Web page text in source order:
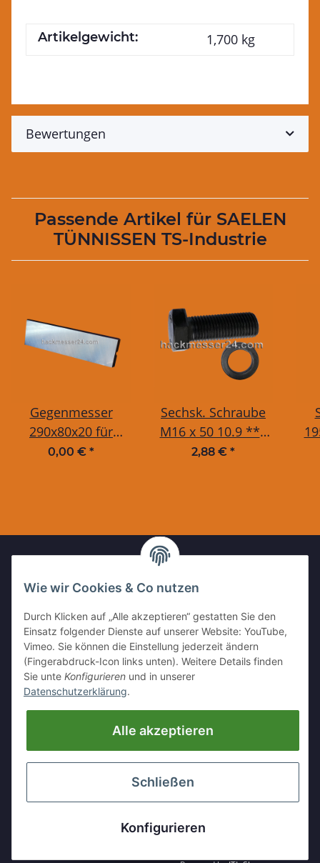
Artikelgewicht: 1,700 kg
Bewertungen
Passende Artikel für SAELEN
TÜNNISSEN TS-Industrie
Gegenmesser
290x80x20 für
Tünnissen / TS-
0,00 € *
Sechsk. Schraube
M16 x 50 10.9 ***
DIN 933 / ISO 4017
2,88 € *
IHR KONTAKT ZU UNS
Kleinewefersstr. 1
47803 Krefeld
Tel:+49 (0)2151 5372253
Mobil:+49 (0)157 30656681
E-Mai:info@hackmesser24.de
INFORMATIONEN
GESETZLICHE INFORMATIONEN
* Alle Preise zzgl. gesetzlicher USt., zzgl.
Wie wir Cookies & Co nutzen
Durch Klicken auf „Alle akzeptieren“ gestatten Sie den
Einsatz folgender Dienste auf unserer Website: YouTube,
Vimeo. Sie können die Einstellung jederzeit ändern
(Fingerabdruck-Icon links unten). Weitere Details finden
Sie unte Konfigurieren und in unserer
Datenschutzerklärung.
Alle akzeptieren
Schließen
Konfigurieren